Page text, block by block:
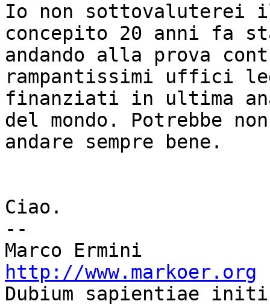
Io non sottovaluterei
concepito 20 anni fa
andando alla prova
rampantissimi uffici
finanziati in ultima
del mondo. Potrebbe non
andare sempre bene.
Ciao.
--
http://www.markoer.org